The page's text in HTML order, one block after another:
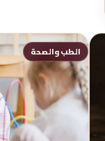
الطب والصحة